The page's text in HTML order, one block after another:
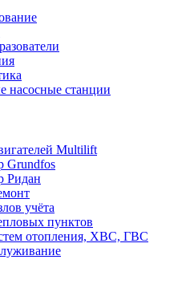
насосные станции
Multilift
Grundfos
Ридан
учёта
пунктов
отопления, ХВС, ГВС